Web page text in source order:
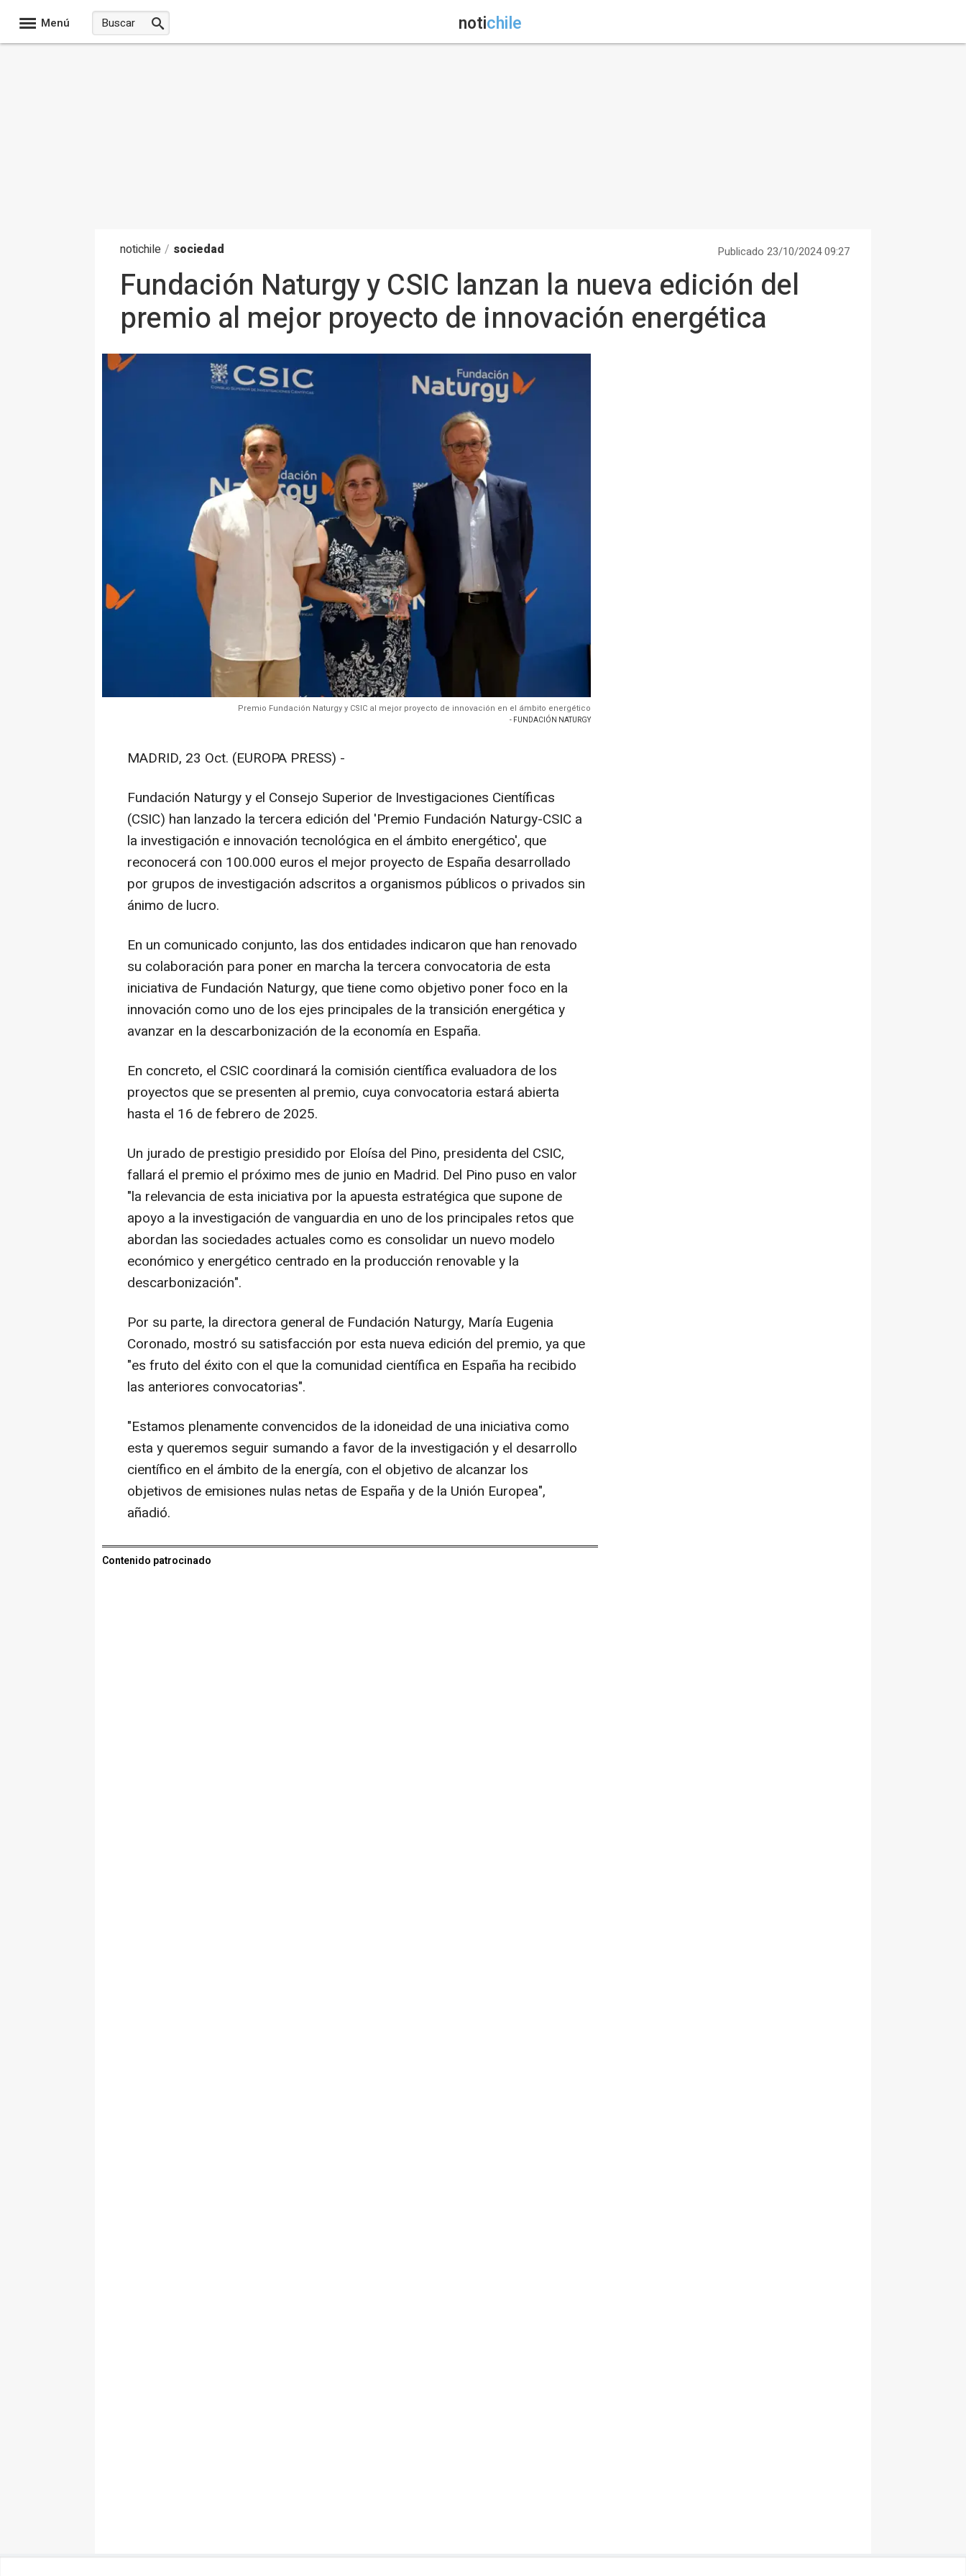
Menú notichile
notichile / sociedad Publicado 23/10/2024 09:27
Fundación Naturgy y CSIC lanzan la nueva edición del
premio al mejor proyecto de innovación energética
Premio Fundación Naturgy y CSIC al mejor proyecto de innovación en el ámbito energético
- FUNDACIÓN NATURGY
MADRID, 23 Oct. (EUROPA PRESS) -
Fundación Naturgy y el Consejo Superior de Investigaciones Científicas
(CSIC) han lanzado la tercera edición del 'Premio Fundación Naturgy-CSIC a
la investigación e innovación tecnológica en el ámbito energético', que
reconocerá con 100.000 euros el mejor proyecto de España desarrollado
por grupos de investigación adscritos a organismos públicos o privados sin
ánimo de lucro.
En un comunicado conjunto, las dos entidades indicaron que han renovado
su colaboración para poner en marcha la tercera convocatoria de esta
iniciativa de Fundación Naturgy, que tiene como objetivo poner foco en la
innovación como uno de los ejes principales de la transición energética y
avanzar en la descarbonización de la economía en España.
En concreto, el CSIC coordinará la comisión científica evaluadora de los
proyectos que se presenten al premio, cuya convocatoria estará abierta
hasta el 16 de febrero de 2025.
Un jurado de prestigio presidido por Eloísa del Pino, presidenta del CSIC,
fallará el premio el próximo mes de junio en Madrid. Del Pino puso en valor
"la relevancia de esta iniciativa por la apuesta estratégica que supone de
apoyo a la investigación de vanguardia en uno de los principales retos que
abordan las sociedades actuales como es consolidar un nuevo modelo
económico y energético centrado en la producción renovable y la
descarbonización".
Por su parte, la directora general de Fundación Naturgy, María Eugenia
Coronado, mostró su satisfacción por esta nueva edición del premio, ya que
"es fruto del éxito con el que la comunidad científica en España ha recibido
las anteriores convocatorias".
"Estamos plenamente convencidos de la idoneidad de una iniciativa como
esta y queremos seguir sumando a favor de la investigación y el desarrollo
científico en el ámbito de la energía, con el objetivo de alcanzar los
objetivos de emisiones nulas netas de España y de la Unión Europea",
añadió.
Contenido patrocinado